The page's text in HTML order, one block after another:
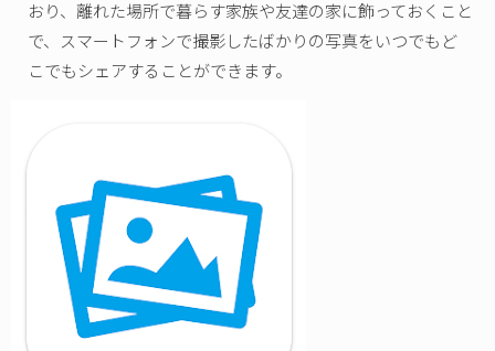
おり、離れた場所で暮らす家族や友達の家に飾っておくこと
で、スマートフォンで撮影したばかりの写真をいつでもど
こでもシェアすることができます。